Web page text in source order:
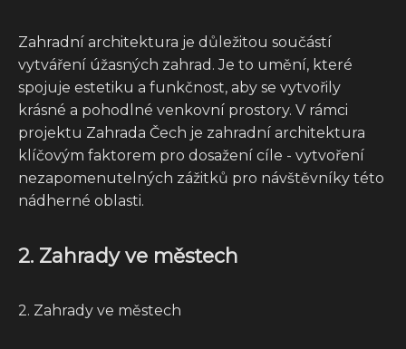
Zahradní architektura je důležitou součástí
vytváření úžasných zahrad. Je to umění, které
spojuje estetiku a funkčnost, aby se vytvořily
krásné a pohodlné venkovní prostory. V rámci
projektu Zahrada Čech je zahradní architektura
klíčovým faktorem pro dosažení cíle - vytvoření
nezapomenutelných zážitků pro návštěvníky této
nádherné oblasti.
2. Zahrady ve městech
2. Zahrady ve městech